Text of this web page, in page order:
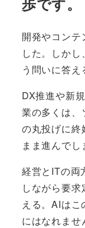
開発やコンテ
した。しかし
う問いに答え
DX推進や新
業の多くは、
の丸投げに終
まま進んでし
経営とITの両
しながら要
える。AIは
にはなれませ